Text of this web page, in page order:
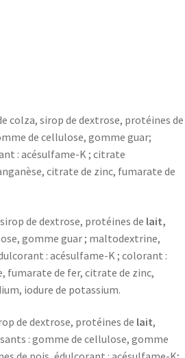
colza, sirop de dextrose, protéines de
de cellulose, gomme guar;
: acésulfame-K ; citrate
citrate de zinc, fumarate de
de dextrose, protéines de lait,
gomme guar ; maltodextrine,
: acésulfame-K ; colorant :
fumarate de fer, citrate de zinc,
iodure de potassium.
de dextrose, protéines de lait,
: gomme de cellulose, gomme